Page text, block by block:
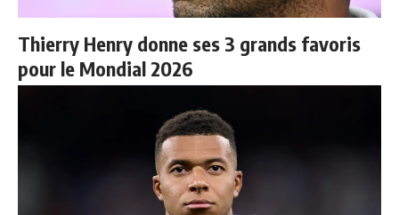
Thierry Henry donne ses 3 grands favoris
pour le Mondial 2026